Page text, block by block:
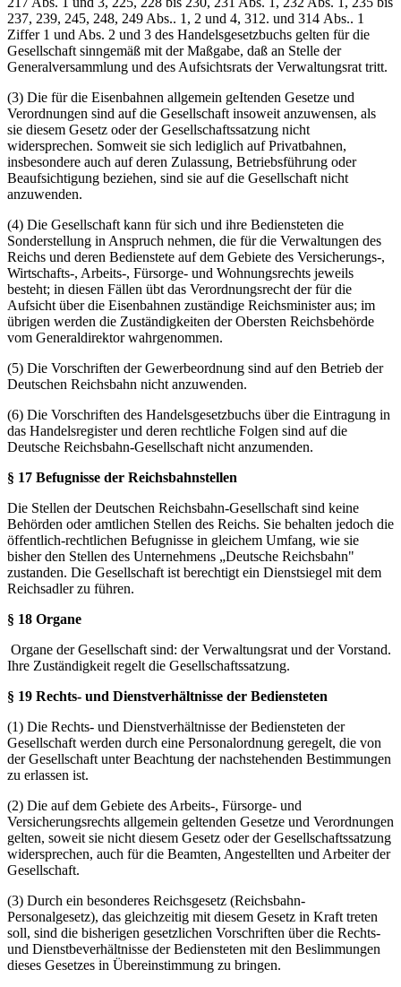
237, 239, 245, 248, 249 Abs.. 1, 2 und 4, 312. und 314 Abs.. 1
Ziffer 1 und Abs. 2 und 3 des Handelsgesetzbuchs gelten für die
Gesellschaft sinngemäß mit der Maßgabe, daß an Stelle der
Generalversammlung und des Aufsichtsrats der Verwaltungsrat tritt.
(3) Die für die Eisenbahnen allgemein geItenden Gesetze und
Verordnungen sind auf die Gesellschaft insoweit anzuwensen, als
sie diesem Gesetz oder der Gesellschaftssatzung nicht
widersprechen. Somweit sie sich lediglich auf Privatbahnen,
insbesondere auch auf deren Zulassung, Betriebsführung oder
Beaufsichtigung beziehen, sind sie auf die Gesellschaft nicht
anzuwenden.
(4) Die Gesellschaft kann für sich und ihre Bediensteten die
Sonderstellung in Anspruch nehmen, die für die Verwaltungen des
Reichs und deren Bedienstete auf dem Gebiete des Versicherungs-,
Wirtschafts-, Arbeits-, Fürsorge- und Wohnungsrechts jeweils
besteht; in diesen Fällen übt das Verordnungsrecht der für die
Aufsicht über die Eisenbahnen zuständige Reichsminister aus; im
übrigen werden die Zuständigkeiten der Obersten Reichsbehörde
vom Generaldirektor wahrgenommen.
(5) Die Vorschriften der Gewerbeordnung sind auf den Betrieb der
Deutschen Reichsbahn nicht anzuwenden.
(6) Die Vorschriften des Handelsgesetzbuchs über die Eintragung in
das Handelsregister und deren rechtliche Folgen sind auf die
Deutsche Reichsbahn-Gesellschaft nicht anzumenden.
§ 17 Befugnisse der Reichsbahnstellen
Die Stellen der Deutschen Reichsbahn-Gesellschaft sind keine
Behörden oder amtlichen Stellen des Reichs. Sie behalten jedoch die
öffentlich-rechtlichen Befugnisse in gleichem Umfang, wie sie
bisher den Stellen des Unternehmens „Deutsche Reichsbahn"
zustanden. Die Gesellschaft ist berechtigt ein Dienstsiegel mit dem
Reichsadler zu führen.
§ 18 Organe
Organe der Gesellschaft sind: der Verwaltungsrat und der Vorstand.
Ihre Zuständigkeit regelt die Gesellschaftssatzung.
§ 19 Rechts- und Dienstverhältnisse der Bediensteten
(1) Die Rechts- und Dienstverhältnisse der Bediensteten der
Gesellschaft werden durch eine Personalordnung geregelt, die von
der Gesellschaft unter Beachtung der nachstehenden Bestimmungen
zu erlassen ist.
(2) Die auf dem Gebiete des Arbeits-, Fürsorge- und
Versicherungsrechts allgemein geltenden Gesetze und Verordnungen
gelten, soweit sie nicht diesem Gesetz oder der Gesellschaftssatzung
widersprechen, auch für die Beamten, Angestellten und Arbeiter der
Gesellschaft.
(3) Durch ein besonderes Reichsgesetz (Reichsbahn-
Personalgesetz), das gleichzeitig mit diesem Gesetz in Kraft treten
soll, sind die bisherigen gesetzlichen Vorschriften über die Rechts-
und Dienstbeverhältnisse der Bediensteten mit den Beslimmungen
dieses Gesetzes in Übereinstimmung zu bringen.